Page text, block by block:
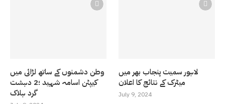
وطن دشمنوں کے ساتھ لڑائی میں
کیپٹن اسامہ شہید ؛2 دہشت
گرد ہلاک
لاہور سمیت پنجاب بھر میں
میٹرک کے نتائج کا اعلان
July 9, 2024